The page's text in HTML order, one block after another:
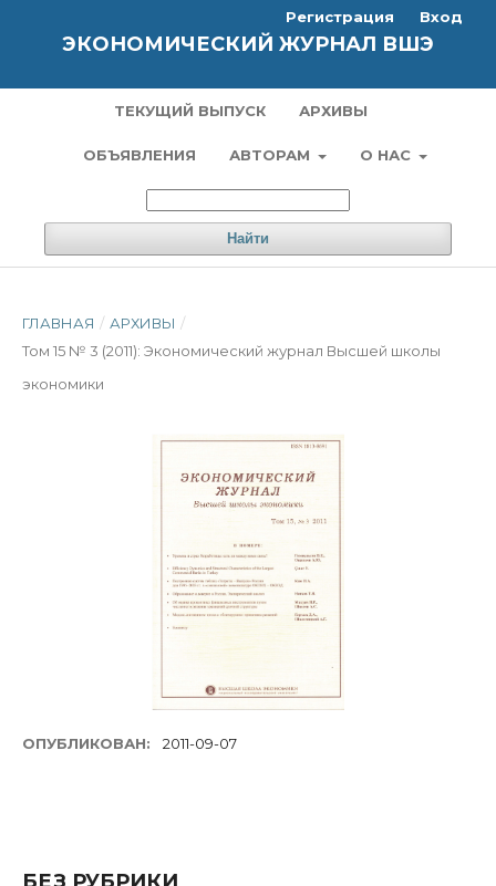
ЭКОНОМИЧЕСКИЙ ЖУРНАЛ ВШЭ
ТЕКУЩИЙ ВЫПУСК АРХИВЫ
ОБЪЯВЛЕНИЯ АВТОРАМ О НАС
Найти
Регистрация Вход
ГЛАВНАЯ / АРХИВЫ /
Том 15 № 3 (2011): Экономический журнал Высшей школы
экономики
ОПУБЛИКОВАН: 2011-09-07